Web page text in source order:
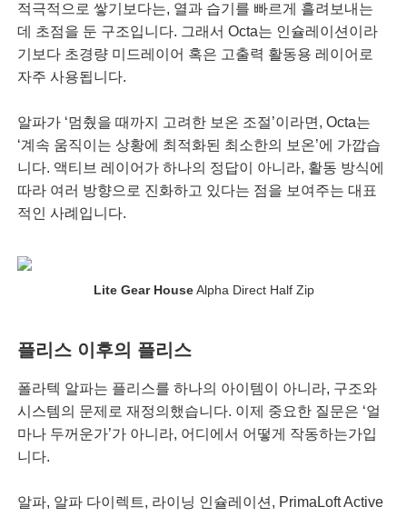
적극적으로 쌓기보다는, 열과 습기를 빠르게 흘려보내는
데 초점을 둔 구조입니다. 그래서 Octa는 인슐레이션이라
기보다 초경량 미드레이어 혹은 고출력 활동용 레이어로
자주 사용됩니다.
알파가 ‘멈췄을 때까지 고려한 보온 조절’이라면, Octa는
‘계속 움직이는 상황에 최적화된 최소한의 보온’에 가깝습
니다. 액티브 레이어가 하나의 정답이 아니라, 활동 방식에
따라 여러 방향으로 진화하고 있다는 점을 보여주는 대표
적인 사례입니다.
Lite Gear HouseAlpha Direct Half Zip
플리스 이후의 플리스
폴라텍 알파는 플리스를 하나의 아이템이 아니라, 구조와
시스템의 문제로 재정의했습니다. 이제 중요한 질문은 ‘얼
마나 두꺼운가’가 아니라, 어디에서 어떻게 작동하는가입
니다.
알파, 알파 다이렉트, 라이닝 인슐레이션, PrimaLoft Active